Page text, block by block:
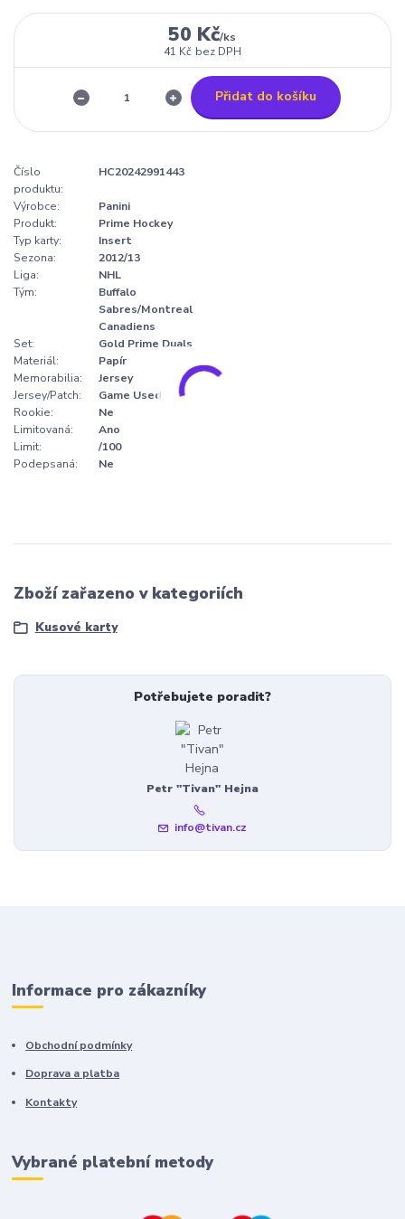
50 Kč/ks
41 Kč bez DPH
Přidat do košíku
Číslo
produktu:
HC20242991443
Výrobce:
Panini
Produkt:
Prime Hockey
Typ karty:
Insert
Sezona:
2012/13
Liga:
NHL
Tým:
Buffalo
Sabres/Montreal
Canadiens
Set:
Gold Prime Duals
Materiál:
Papír
Memorabilia:
Jersey
Jersey/Patch:
Game Used
Rookie:
Ne
Limitovaná:
Ano
Limit:
/100
Podepsaná:
Ne
Zboží zařazeno v kategoriích
Kusové karty
Potřebujete poradit?
Petr "Tivan" Hejna
info@tivan.cz
Informace pro zákazníky
Obchodní podmínky
Doprava a platba
Kontakty
Vybrané platební metody